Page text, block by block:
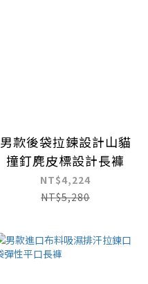
男款後袋拉鍊設計山貓
撞釘麂皮標設計長褲
NT$4,224
NT$5,280